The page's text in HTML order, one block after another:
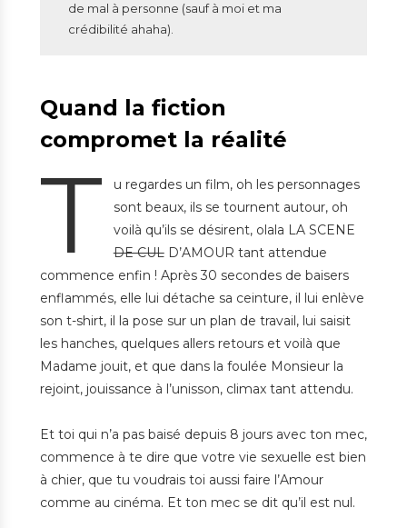
de mal à personne (sauf à moi et ma
crédibilité ahaha).
Quand la fiction
compromet la réalité
T
u regardes un film, oh les personnages
sont beaux, ils se tournent autour, oh
voilà qu’ils se désirent, olala LA SCENE
DE CULD’AMOUR tant attendue
commence enfin ! Après 30 secondes de baisers
enflammés, elle lui détache sa ceinture, il lui enlève
son t-shirt, il la pose sur un plan de travail, lui saisit
les hanches, quelques allers retours et voilà que
Madame jouit, et que dans la foulée Monsieur la
rejoint, jouissance à l’unisson, climax tant attendu.
Et toi qui n’a pas baisé depuis 8 jours avec ton mec,
commence à te dire que votre vie sexuelle est bien
à chier, que tu voudrais toi aussi faire l’Amour
comme au cinéma. Et ton mec se dit qu’il est nul.